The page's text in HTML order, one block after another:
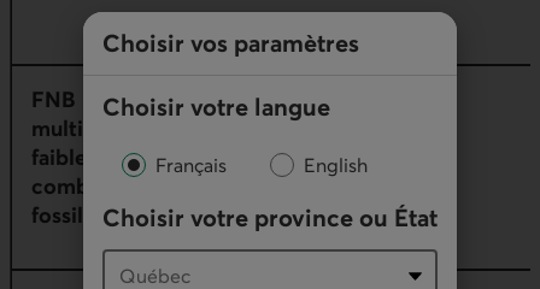
Choisir vos paramètres
Choisir votre langue
Français English
Choisir votre province ou État
FNB Desjardins
multifacteurs
faible en
combustibles
fossiles